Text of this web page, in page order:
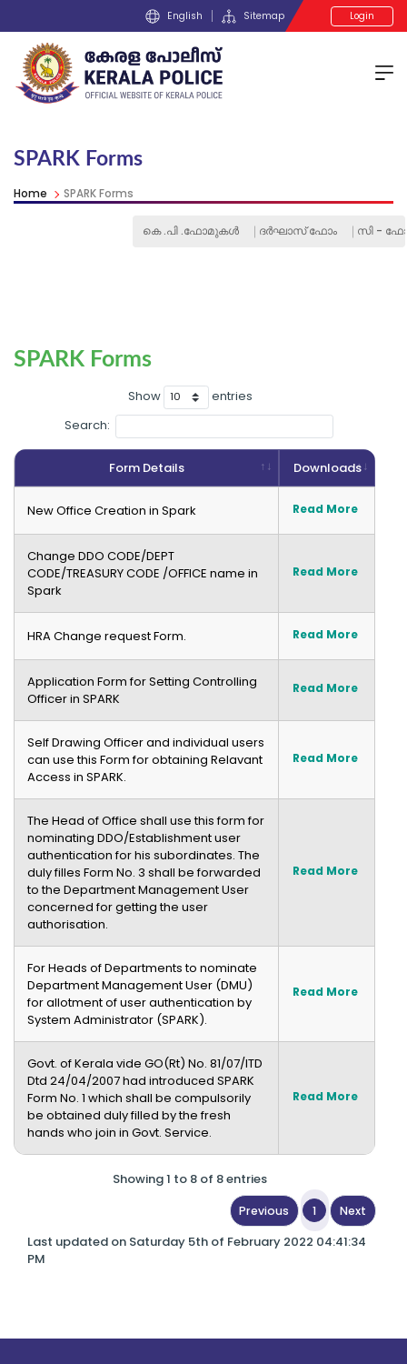
English Sitemap Login
SPARK Forms
Home SPARK Forms
കെ .പി .ഫോമുകള്‍ ദര്‍ഘാസ് ഫോം സി -
SPARK Forms
Show
entries
Search:
Form Details Downloads
New Office Creation in Spark Read More
Change DDO CODE/DEPT
CODE/TREASURY CODE /OFFICE name in
Spark
Read More
HRA Change request Form. Read More
Application Form for Setting Controlling
Officer in SPARK
Read More
Self Drawing Officer and individual users
can use this Form for obtaining Relavant
Access in SPARK.
Read More
The Head of Office shall use this form for
nominating DDO/Establishment user
authentication for his subordinates. The
duly filles Form No. 3 shall be forwarded
to the Department Management User
concerned for getting the user
authorisation.
Read More
For Heads of Departments to nominate
Department Management User (DMU)
for allotment of user authentication by
System Administrator (SPARK).
Read More
Govt. of Kerala vide GO(Rt) No. 81/07/ITD
Dtd 24/04/2007 had introduced SPARK
Form No. 1 which shall be compulsorily
be obtained duly filled by the fresh
hands who join in Govt. Service.
Read More
Showing 1 to 8 of 8 entries
Previous 1 Next
Last updated on Saturday 5th of February 2022 04:41:34
PM